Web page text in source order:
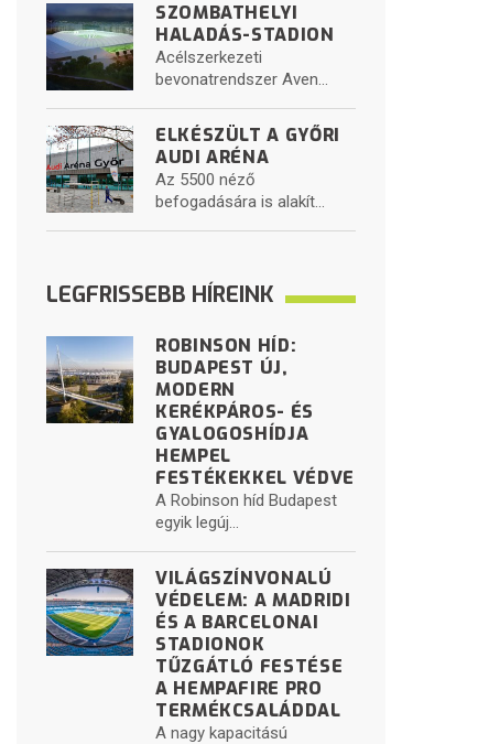
SZOMBATHELYI
HALADÁS-STADION
Acélszerkezeti
bevonatrendszer Aven...
ELKÉSZÜLT A GYŐRI
AUDI ARÉNA
Az 5500 néző
befogadására is alakít...
LEGFRISSEBB HÍREINK
ROBINSON HÍD:
BUDAPEST ÚJ,
MODERN
KERÉKPÁROS- ÉS
GYALOGOSHÍDJA
HEMPEL
FESTÉKEKKEL VÉDVE
A Robinson híd Budapest
egyik legúj...
VILÁGSZÍNVONALÚ
VÉDELEM: A MADRIDI
ÉS A BARCELONAI
STADIONOK
TŰZGÁTLÓ FESTÉSE
A HEMPAFIRE PRO
TERMÉKCSALÁDDAL
A nagy kapacitású